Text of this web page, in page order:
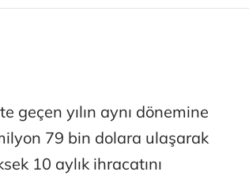
geçen yılın aynı dönemine
79 bin dolara ulaşarak
10 aylık ihracatını